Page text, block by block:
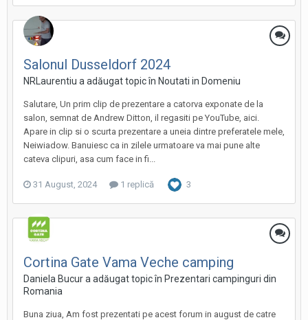
Salonul Dusseldorf 2024
NRLaurentiu a adăugat topic în Noutati in Domeniu
Salutare, Un prim clip de prezentare a catorva exponate de la
salon, semnat de Andrew Ditton, il regasiti pe YouTube, aici.
Apare in clip si o scurta prezentare a uneia dintre preferatele mele,
Neiwiadow. Banuiesc ca in zilele urmatoare va mai pune alte
cateva clipuri, asa cum face in fi...
31 August, 2024 1 replică 3
Cortina Gate Vama Veche camping
Daniela Bucur a adăugat topic în Prezentari campinguri din
Romania
Buna ziua, Am fost prezentati pe acest forum in august de catre